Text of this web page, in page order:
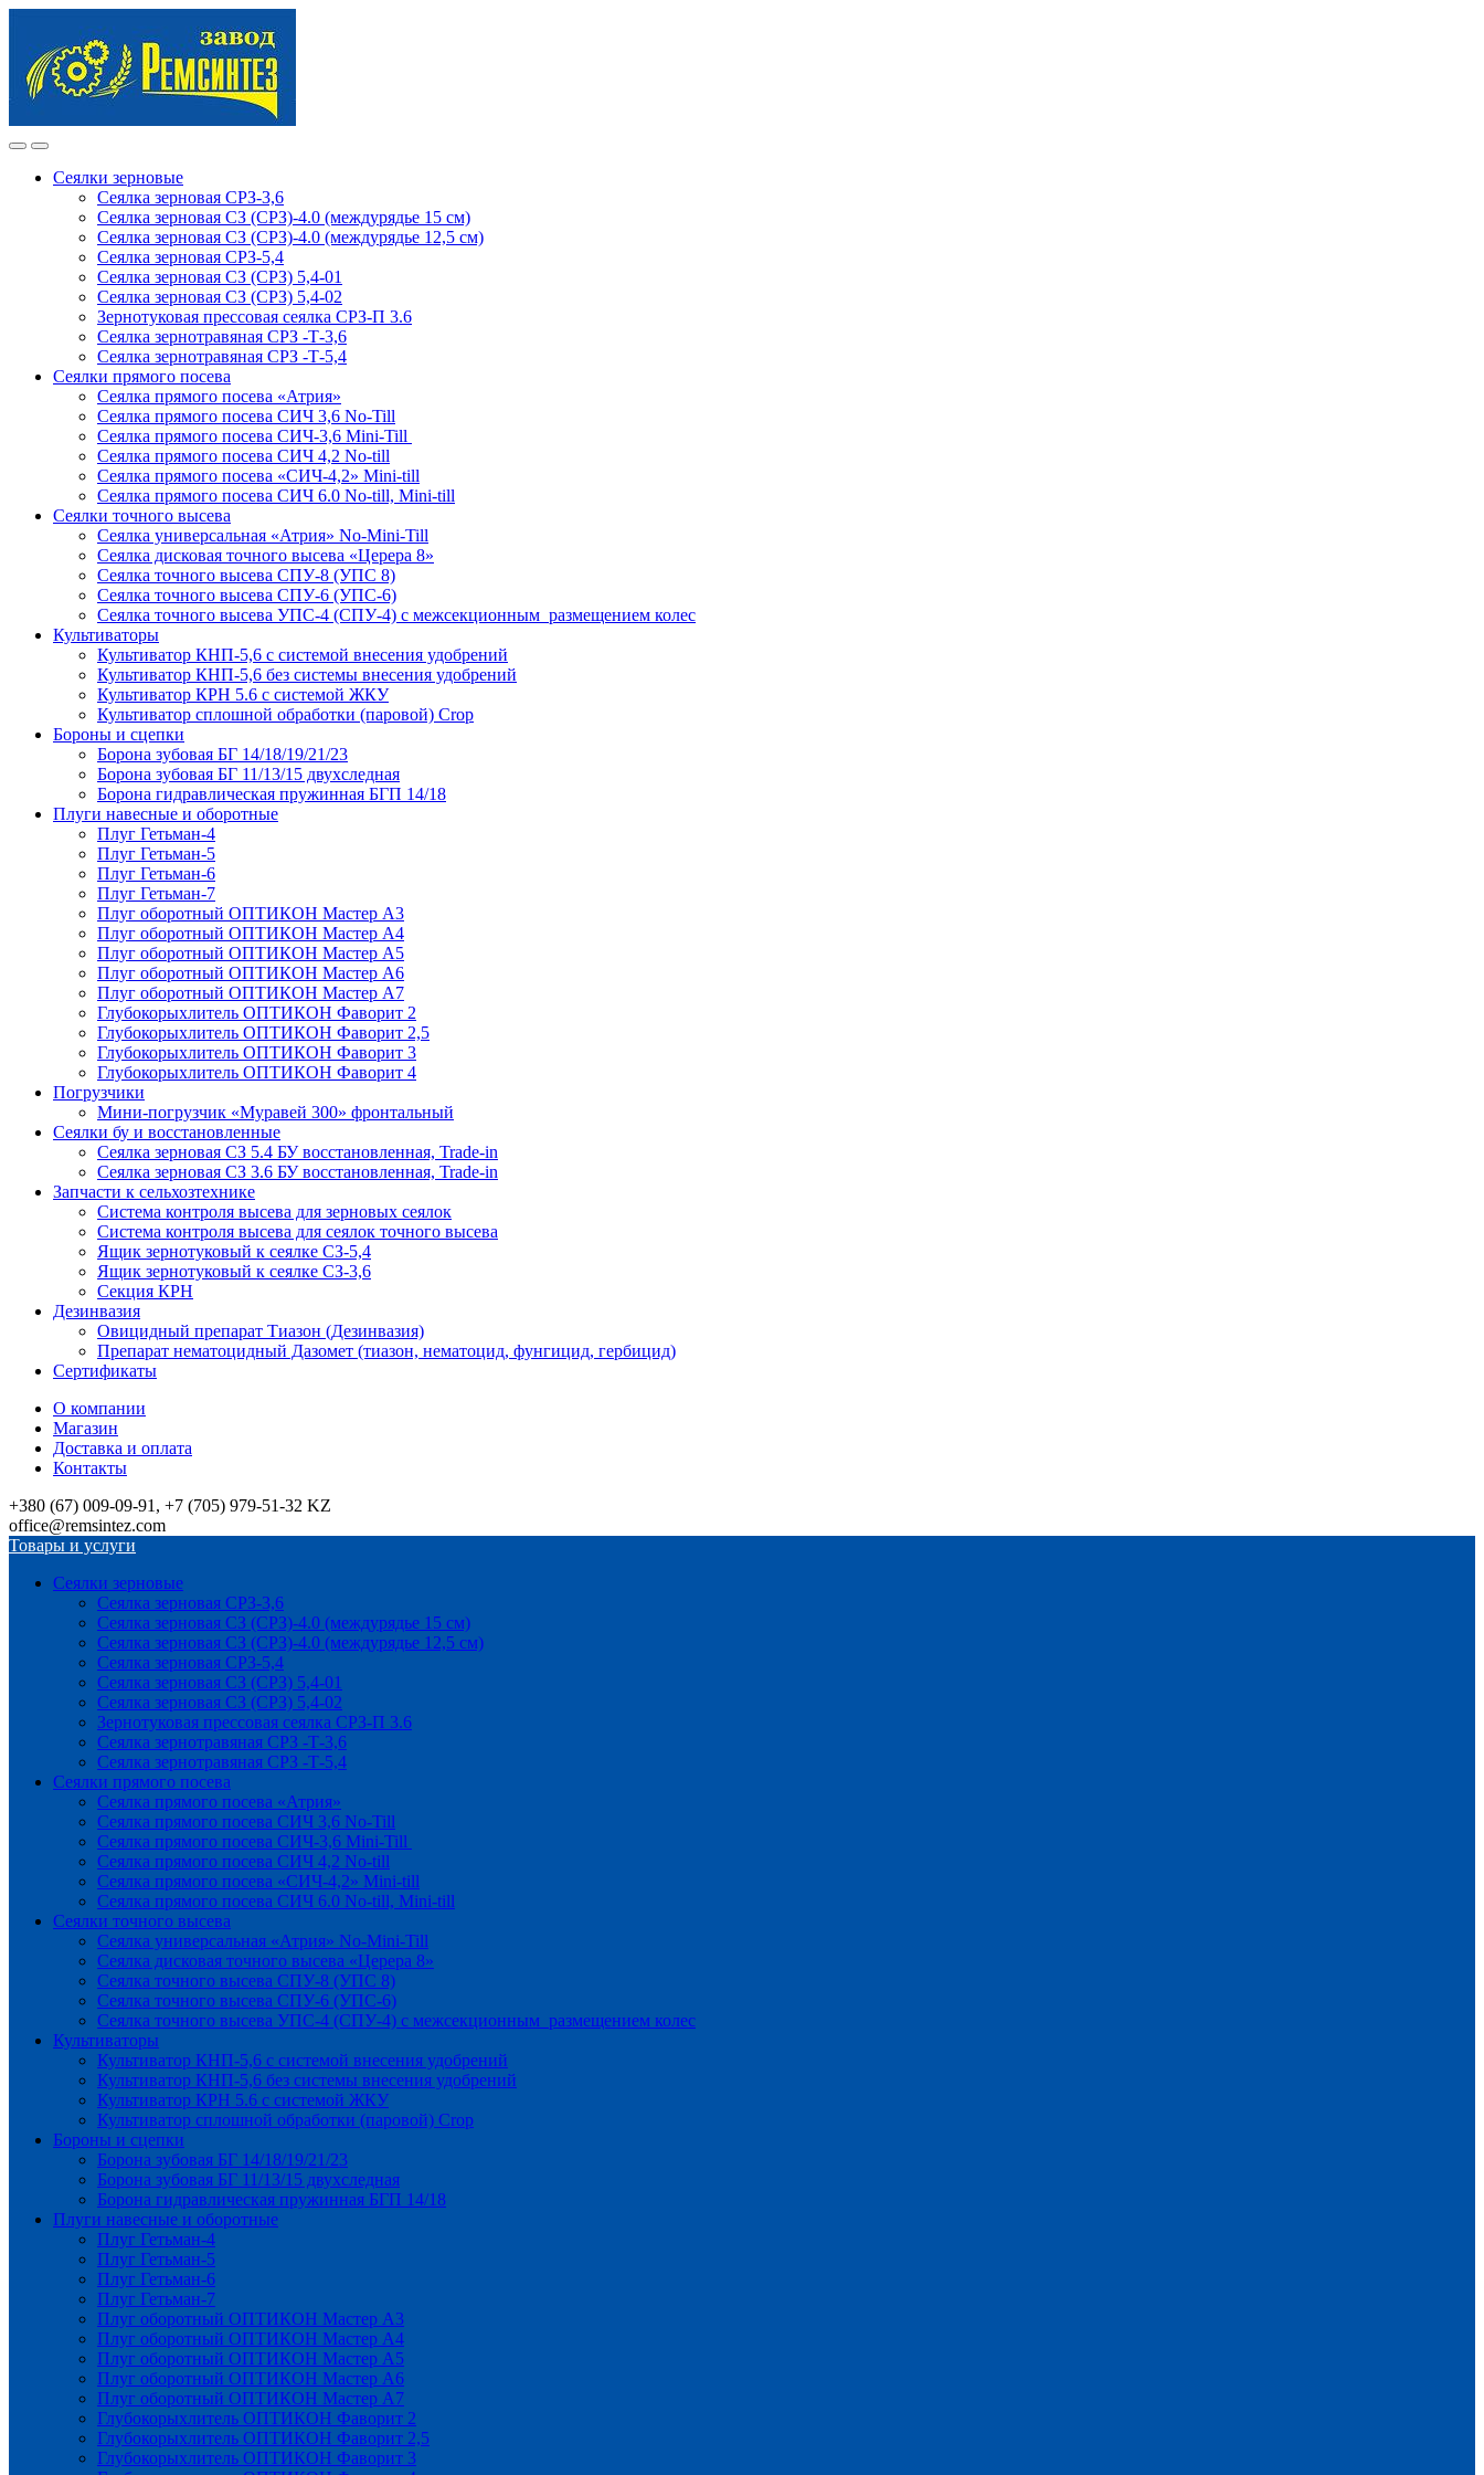
navigation
content
Сеялки зерновые
Сеялка зерновая СРЗ-3,6
Сеялка зерновая СЗ (СРЗ)-4.0 (междурядье 15 см)
Сеялка зерновая СЗ (СРЗ)-4.0 (междурядье 12,5 см)
Сеялка зерновая СРЗ-5,4
Сеялка зерновая СЗ (СРЗ) 5,4-01
Сеялка зерновая СЗ (СРЗ) 5,4-02
Зернотуковая прессовая сеялка СРЗ-П 3.6
Сеялка зернотравяная СРЗ -Т-3,6
Сеялка зернотравяная СРЗ -Т-5,4
Сеялки прямого посева
Сеялка прямого посева «Атрия»
Сеялка прямого посева СИЧ 3,6 No-Till
Сеялка прямого посева СИЧ-3,6 Mini-Till
Сеялка прямого посева СИЧ 4,2 No-till
Сеялка прямого посева «СИЧ-4,2» Mini-till
Сеялка прямого посева СИЧ 6.0 No-till, Mini-till
Сеялки точного высева
Сеялка универсальная «Атрия» No-Mini-Till
Сеялка дисковая точного высева «Церера 8»
Сеялка точного высева СПУ-8 (УПС 8)
Сеялка точного высева СПУ-6 (УПС-6)
Сеялка точного высева УПС-4 (СПУ-4) с межсекционным размещением колес
Культиваторы
Культиватор КНП-5,6 с системой внесения удобрений
Культиватор КНП-5,6 без системы внесения удобрений
Культиватор КРН 5.6 с системой ЖКУ
Культиватор сплошной обработки (паровой) Crop
Бороны и сцепки
Борона зубовая БГ 14/18/19/21/23
Борона зубовая БГ 11/13/15 двухследная
Борона гидравлическая пружинная БГП 14/18
Плуги навесные и оборотные
Плуг Гетьман-4
Плуг Гетьман-5
Плуг Гетьман-6
Плуг Гетьман-7
Плуг оборотный ОПТИКОН Мастер А3
Плуг оборотный ОПТИКОН Мастер А4
Плуг оборотный ОПТИКОН Мастер А5
Плуг оборотный ОПТИКОН Мастер А6
Плуг оборотный ОПТИКОН Мастер А7
Глубокорыхлитель ОПТИКОН Фаворит 2
Глубокорыхлитель ОПТИКОН Фаворит 2,5
Глубокорыхлитель ОПТИКОН Фаворит 3
Глубокорыхлитель ОПТИКОН Фаворит 4
Погрузчики
Мини-погрузчик «Муравей 300» фронтальный
Сеялки бу и восстановленные
Сеялка зерновая СЗ 5.4 БУ восстановленная, Trade-in
Сеялка зерновая СЗ 3.6 БУ восстановленная, Trade-in
Запчасти к сельхозтехнике
Система контроля высева для зерновых сеялок
Система контроля высева для сеялок точного высева
Ящик зернотуковый к сеялке СЗ-5,4
Ящик зернотуковый к сеялке СЗ-3,6
Секция КРН
Дезинвазия
Овицидный препарат Тиазон (Дезинвазия)
Препарат нематоцидный Дазомет (тиазон, нематоцид, фунгицид, гербицид)
Сертификаты
О компании
Магазин
Доставка и оплата
Контакты
+380 (67) 009-09-91, +7 (705) 979-51-32 KZ
office@remsintez.com
Товары и услуги
Сеялки зерновые
Сеялка зерновая СРЗ-3,6
Сеялка зерновая СЗ (СРЗ)-4.0 (междурядье 15 см)
Сеялка зерновая СЗ (СРЗ)-4.0 (междурядье 12,5 см)
Сеялка зерновая СРЗ-5,4
Сеялка зерновая СЗ (СРЗ) 5,4-01
Сеялка зерновая СЗ (СРЗ) 5,4-02
Зернотуковая прессовая сеялка СРЗ-П 3.6
Сеялка зернотравяная СРЗ -Т-3,6
Сеялка зернотравяная СРЗ -Т-5,4
Сеялки прямого посева
Сеялка прямого посева «Атрия»
Сеялка прямого посева СИЧ 3,6 No-Till
Сеялка прямого посева СИЧ-3,6 Mini-Till
Сеялка прямого посева СИЧ 4,2 No-till
Сеялка прямого посева «СИЧ-4,2» Mini-till
Сеялка прямого посева СИЧ 6.0 No-till, Mini-till
Сеялки точного высева
Сеялка универсальная «Атрия» No-Mini-Till
Сеялка дисковая точного высева «Церера 8»
Сеялка точного высева СПУ-8 (УПС 8)
Сеялка точного высева СПУ-6 (УПС-6)
Сеялка точного высева УПС-4 (СПУ-4) с межсекционным размещением колес
Культиваторы
Культиватор КНП-5,6 с системой внесения удобрений
Культиватор КНП-5,6 без системы внесения удобрений
Культиватор КРН 5.6 с системой ЖКУ
Культиватор сплошной обработки (паровой) Crop
Бороны и сцепки
Борона зубовая БГ 14/18/19/21/23
Борона зубовая БГ 11/13/15 двухследная
Борона гидравлическая пружинная БГП 14/18
Плуги навесные и оборотные
Плуг Гетьман-4
Плуг Гетьман-5
Плуг Гетьман-6
Плуг Гетьман-7
Плуг оборотный ОПТИКОН Мастер А3
Плуг оборотный ОПТИКОН Мастер А4
Плуг оборотный ОПТИКОН Мастер А5
Плуг оборотный ОПТИКОН Мастер А6
Плуг оборотный ОПТИКОН Мастер А7
Глубокорыхлитель ОПТИКОН Фаворит 2
Глубокорыхлитель ОПТИКОН Фаворит 2,5
Глубокорыхлитель ОПТИКОН Фаворит 3